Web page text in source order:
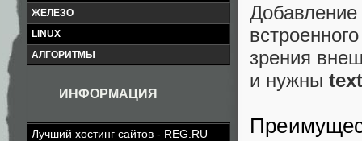
ЖЕЛЕЗО
LINUX
АЛГОРИТМЫ
ИНФОРМАЦИЯ
Лучший хостинг сайтов - REG.RU
зрения
и нужны